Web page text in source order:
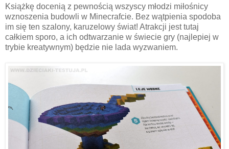
Książkę docenią z pewnością wszyscy młodzi miłośnicy
wznoszenia budowli w Minecrafcie. Bez wątpienia spodoba
im się ten szalony, karuzelowy świat! Atrakcji jest tutaj
całkiem sporo, a ich odtwarzanie w świecie gry (najlepiej w
trybie kreatywnym) będzie nie lada wyzwaniem.